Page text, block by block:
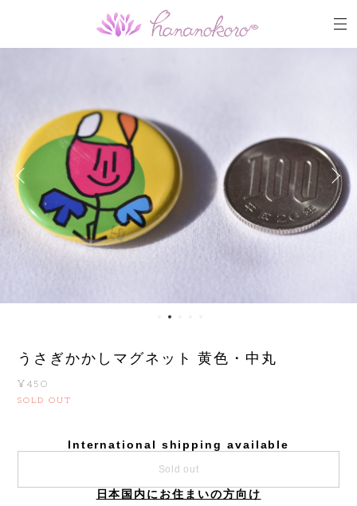
うさぎかかしマグネット 黄色・中丸
¥450
SOLD OUT
International shipping available
Sold out
日本国内にお住まいの方向け